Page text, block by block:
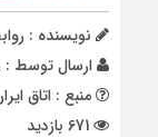
نویسنده :
ارسال توسط :
منبع : اتاق